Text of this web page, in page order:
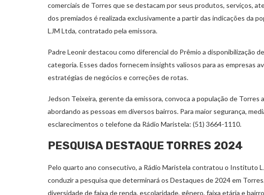
comerciais de Torres que se destacam por seus produtos, serviços,
dos premiados é realizada exclusivamente a partir das indicações da
LJM Ltda, contratado pela emissora.
Padre Leonir destacou como diferencial do Prêmio a disponibilização
categoria. Esses dados fornecem insights valiosos para as empresas
estratégias de negócios e correções de rotas.
Jedson Teixeira, gerente da emissora, convoca a população de
abordando as pessoas em diversos bairros. Para maior segurança,
esclarecimentos o telefone da Rádio Maristela: (51) 3664-1110.
PESQUISA DESTAQUE TORRES 2024
Pelo quarto ano consecutivo, a Rádio Maristela contratou o Instituto
conduzir a pesquisa que determinará os Destaques de 2024 em
diversidade de faixa de renda, escolaridade, gênero, faixa etária e